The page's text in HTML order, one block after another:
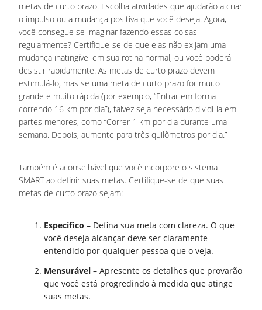
metas de curto prazo. Escolha atividades que ajudarão a criar
o impulso ou a mudança positiva que você deseja. Agora,
você consegue se imaginar fazendo essas coisas
regularmente? Certifique-se de que elas não exijam uma
mudança inatingível em sua rotina normal, ou você poderá
desistir rapidamente. As metas de curto prazo devem
estimulá-lo, mas se uma meta de curto prazo for muito
grande e muito rápida (por exemplo, “Entrar em forma
correndo 16 km por dia”), talvez seja necessário dividi-la em
partes menores, como “Correr 1 km por dia durante uma
semana. Depois, aumente para três quilômetros por dia.”
Também é aconselhável que você incorpore o sistema
SMART ao definir suas metas. Certifique-se de que suas
metas de curto prazo sejam:
Específico – Defina sua meta com clareza. O que
você deseja alcançar deve ser claramente
entendido por qualquer pessoa que o veja.
Mensurável– Apresente os detalhes que provarão
que você está progredindo à medida que atinge
suas metas.